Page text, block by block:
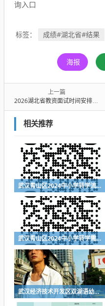
询入口
标签： 成绩#湖北省#结果
海报
上一篇
2026湖北省教资面试时间安排（报名时间+考试时间）
相关推荐
武汉青山区2024中小学转学流程（登记入口+时间+材料）
武汉青山区2024中小学转学需要什么材料
武汉经济技术开发区双湖语幼儿园2024年秋季招生简章